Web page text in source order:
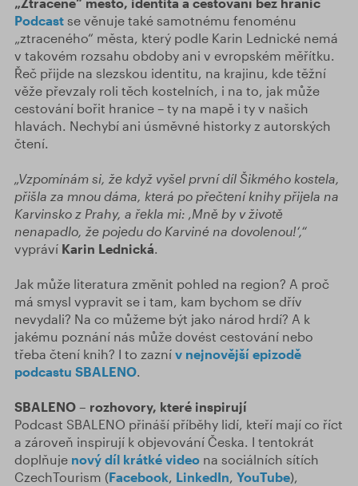
Podcast se věnuje také samotnému fenoménu
„ztraceného“ města, který podle Karin Lednické nemá
v takovém rozsahu obdoby ani v evropském měřítku.
Řeč přijde na slezskou identitu, na krajinu, kde těžní
věže převzaly roli těch kostelních, i na to, jak může
cestování bořit hranice – ty na mapě i ty v našich
hlavách. Nechybí ani úsměvné historky z autorských
čtení.
„Vzpomínám si, že když vyšel první díl Šikmého kostela,
přišla za mnou dáma, která po přečtení knihy přijela na
Karvinsko z Prahy, a řekla mi: ‚Mně by v životě
nenapadlo, že pojedu do Karviné na dovolenou!‘,“
vypráví Karin Lednická.
Jak může literatura změnit pohled na region? A proč
má smysl vypravit se i tam, kam bychom se dřív
nevydali? Na co můžeme být jako národ hrdí? A k
jakému poznání nás může dovést cestování nebo
třeba čtení knih? I to zazní v nejnovější epizodě
podcastu SBALENO.
SBALENO – rozhovory, které inspirují
Podcast SBALENO přináší příběhy lidí, kteří mají co říct
a zároveň inspirují k objevování Česka. I tentokrát
doplňuje nový díl krátké video na sociálních sítích
CzechTourism (Facebook, LinkedIn, YouTube),